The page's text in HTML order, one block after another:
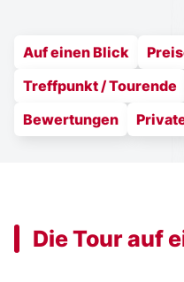
Auf einen Blick
Treffpunkt / Tourende
Bewertungen
Die Tour auf